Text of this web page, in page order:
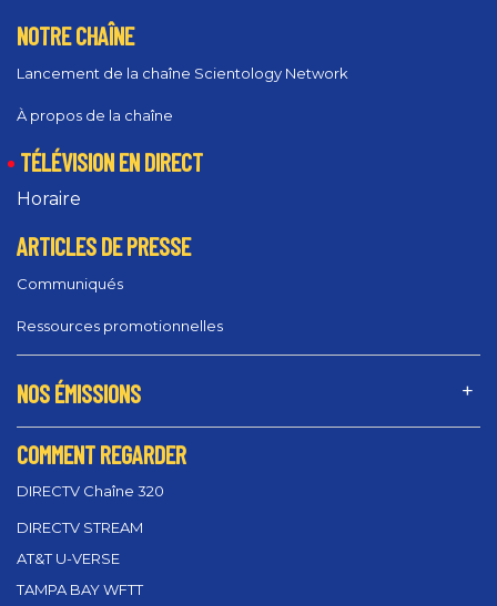
NOTRE CHAÎNE
Lancement de la chaîne Scientology Network
À propos de la chaîne
TÉLÉVISION EN DIRECT
Horaire
ARTICLES DE PRESSE
Communiqués
Ressources promotionnelles
NOS ÉMISSIONS
COMMENT REGARDER
DIRECTV Chaîne 320
DIRECTV STREAM
AT&T U-VERSE
TAMPA BAY WFTT